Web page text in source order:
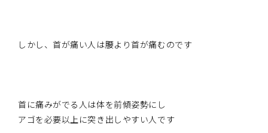
しかし、首が痛い人は腰より首が痛むのです
首に痛みがでる人は体を前傾姿勢にし
アゴを必要以上に突き出しやすい人です